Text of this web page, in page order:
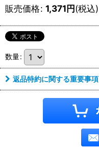
販売価格: 1,371円(税込)
数量:
返品特約に関する重要事項